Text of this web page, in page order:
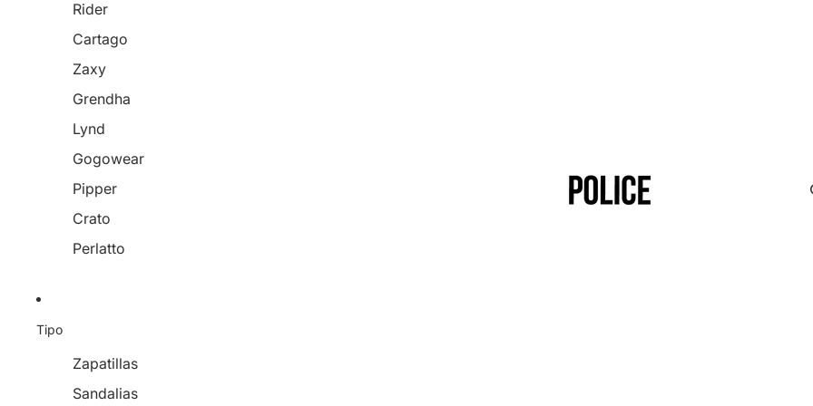
Rider
Cartago
Zaxy
Grendha
Lynd
Gogowear
Pipper
Crato
Perlatto
Tipo
Zapatillas
Sandalias